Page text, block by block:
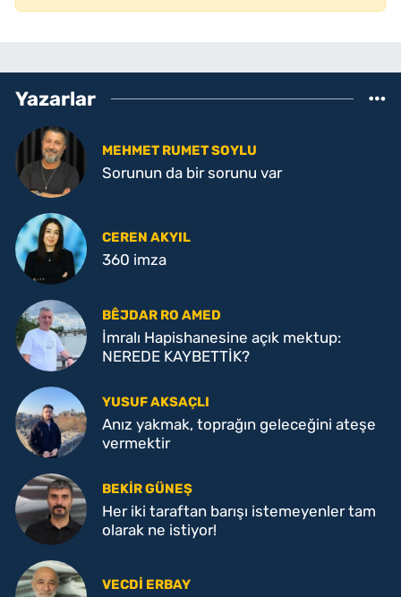
Yazarlar
MEHMET RUMET SOYLU
Sorunun da bir sorunu var
CEREN AKYIL
360 imza
BÊJDAR RO AMED
İmralı Hapishanesine açık mektup:
NEREDE KAYBETTİK?
YUSUF AKSAÇLI
Anız yakmak, toprağın geleceğini ateşe
vermektir
BEKIR GÜNEŞ
Her iki taraftan barışı istemeyenler tam
olarak ne istiyor!
VECDI ERBAY